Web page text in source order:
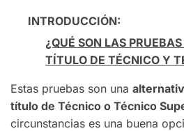
INTRODUCCIÓN:
¿QUÉ SON LAS
TÍTULO DE TÉCNICO Y
Estas pruebas son una
título de Técnico o Técnico
circunstancias es una buena